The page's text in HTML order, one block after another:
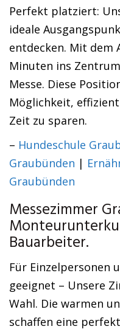
Perfekt platziert:
ideale
entdecken. Mit dem
Minuten ins
Messe. Diese
Möglichkeit,
Zeit zu sparen.
– Hundeschule
Graubünden |
Graubünden
Messezimmer
Bauarbeiter.
Für Einzelpersonen
geeignet – Unsere
Wahl. Die warmen
schaffen eine